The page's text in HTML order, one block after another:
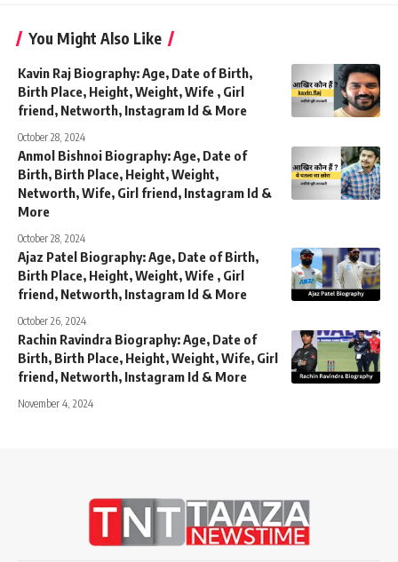
You Might Also Like
Kavin Raj Biography: Age, Date of Birth,
Birth Place, Height, Weight, Wife , Girl
friend, Networth, Instagram Id & More
October 28, 2024
Anmol Bishnoi Biography: Age, Date of
Birth, Birth Place, Height, Weight,
Networth, Wife, Girl friend, Instagram Id &
More
October 28, 2024
Ajaz Patel Biography: Age, Date of Birth,
Birth Place, Height, Weight, Wife , Girl
friend, Networth, Instagram Id & More
October 26, 2024
Rachin Ravindra Biography: Age, Date of
Birth, Birth Place, Height, Weight, Wife, Girl
friend, Networth, Instagram Id & More
November 4, 2024